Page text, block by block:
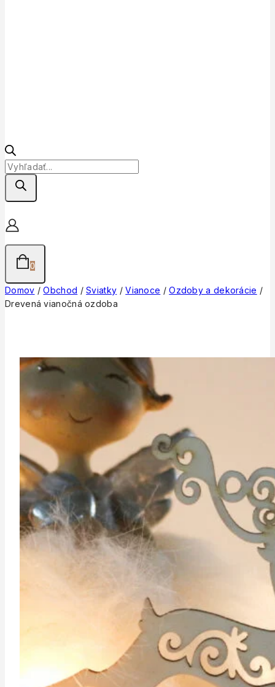
Products
search
0
Domov / Obchod / Sviatky / Vianoce / Ozdoby a dekorácie /
Drevená vianočná ozdoba